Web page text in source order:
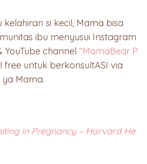
kelahiran si kecil, Mama bisa
ibu menyusui Instagram
YouTube channel “MamaBear P
free untuk berkonsultASI via
Mama.
in Pregnancy – Harvard He